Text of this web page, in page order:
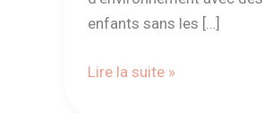
enfants sans les […]
Lire la suite »